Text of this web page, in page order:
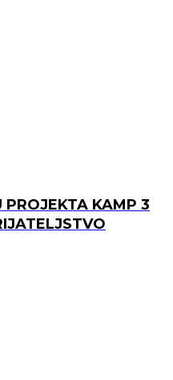
KAMP 3